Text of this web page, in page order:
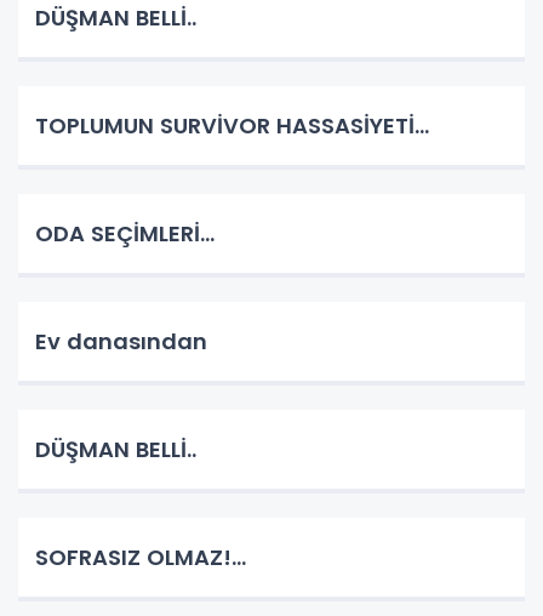
DÜŞMAN BELLİ..
TOPLUMUN SURVİVOR HASSASİYETİ...
ODA SEÇİMLERİ...
Ev danasından
DÜŞMAN BELLİ..
SOFRASIZ OLMAZ!...